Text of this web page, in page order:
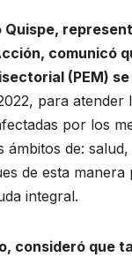
Quispe,
comunicó
(PEM)
para atender
por los
ámbitos de:
de esta manera
integral.
consideró que